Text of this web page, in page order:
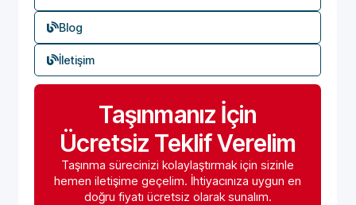
Blog
İletişim
Taşınmanız İçin
Ücretsiz Teklif Verelim
Taşınma sürecinizi kolaylaştırmak için sizinle
hemen iletişime geçelim. İhtiyacınıza uygun en
doğru fiyatı ücretsiz olarak sunalım.